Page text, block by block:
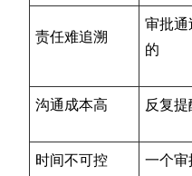
责任难追溯
审批
的
沟通成本高 反复
时间不可控 一个